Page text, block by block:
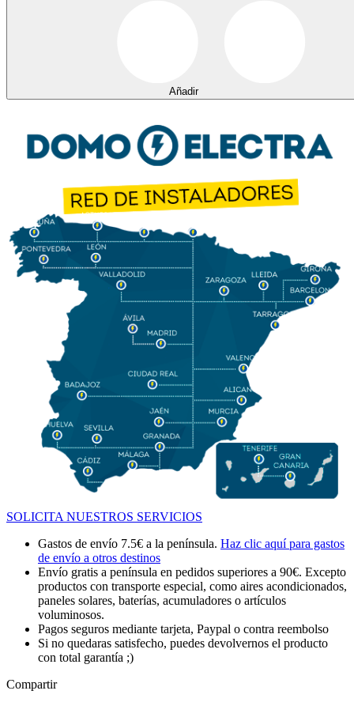
Añadir
SOLICITA NUESTROS SERVICIOS
Gastos de envío 7.5€ a la península. Haz clic aquí para gastos
de envío a otros destinos
Envío gratis a península en pedidos superiores a 90€. Excepto
productos con transporte especial, como aires acondicionados,
paneles solares, baterías, acumuladores o artículos
voluminosos.
Pagos seguros mediante tarjeta, Paypal o contra reembolso
Si no quedaras satisfecho, puedes devolvernos el producto
con total garantía ;)
Compartir